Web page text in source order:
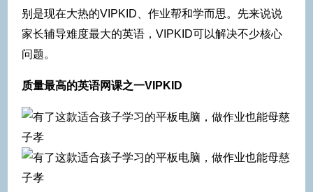
别是现在大热的VIPKID、作业帮和学而思。先来说说
家长辅导难度最大的英语，VIPKID可以解决不少核心
问题。
质量最高的英语网课之一VIPKID